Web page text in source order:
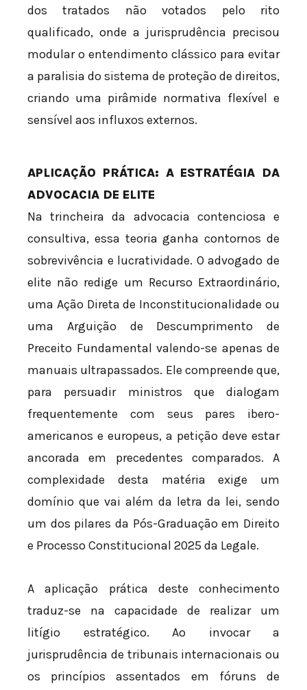
dos tratados não votados pelo rito
qualificado, onde a jurisprudência precisou
modular o entendimento clássico para evitar
a paralisia do sistema de proteção de direitos,
criando uma pirâmide normativa flexível e
sensível aos influxos externos.
APLICAÇÃO PRÁTICA: A ESTRATÉGIA DA
ADVOCACIA DE ELITE
Na trincheira da advocacia contenciosa e
consultiva, essa teoria ganha contornos de
sobrevivência e lucratividade. O advogado de
elite não redige um Recurso Extraordinário,
uma Ação Direta de Inconstitucionalidade ou
uma Arguição de Descumprimento de
Preceito Fundamental valendo-se apenas de
manuais ultrapassados. Ele compreende que,
para persuadir ministros que dialogam
frequentemente com seus pares ibero-
americanos e europeus, a petição deve estar
ancorada em precedentes comparados. A
complexidade desta matéria exige um
domínio que vai além da letra da lei, sendo
um dos pilares da Pós-Graduação em Direito
e Processo Constitucional 2025 da Legale.
A aplicação prática deste conhecimento
traduz-se na capacidade de realizar um
litígio estratégico. Ao invocar a
jurisprudência de tribunais internacionais ou
os princípios assentados em fóruns de